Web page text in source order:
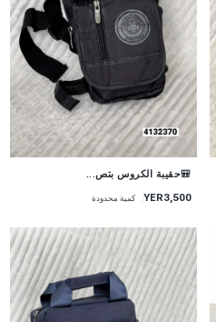
🎒حقيبة الكروس بتص...
YER3,500 كمية محدودة